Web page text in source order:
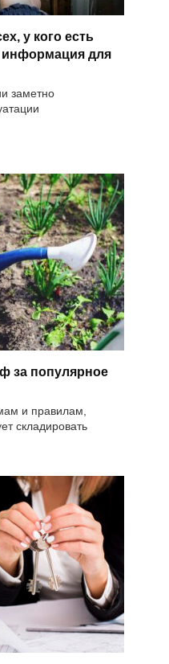
у кого есть
информация для
заметно
за популярное
и правилам,
складировать